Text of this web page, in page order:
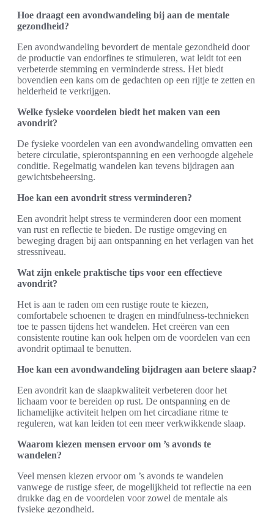
Hoe draagt een avondwandeling bij aan de mentale
gezondheid?
Een avondwandeling bevordert de mentale gezondheid door
de productie van endorfines te stimuleren, wat leidt tot een
verbeterde stemming en verminderde stress. Het biedt
bovendien een kans om de gedachten op een rijtje te zetten en
helderheid te verkrijgen.
Welke fysieke voordelen biedt het maken van een
avondrit?
De fysieke voordelen van een avondwandeling omvatten een
betere circulatie, spierontspanning en een verhoogde algehele
conditie. Regelmatig wandelen kan tevens bijdragen aan
gewichtsbeheersing.
Hoe kan een avondrit stress verminderen?
Een avondrit helpt stress te verminderen door een moment
van rust en reflectie te bieden. De rustige omgeving en
beweging dragen bij aan ontspanning en het verlagen van het
stressniveau.
Wat zijn enkele praktische tips voor een effectieve
avondrit?
Het is aan te raden om een rustige route te kiezen,
comfortabele schoenen te dragen en mindfulness-technieken
toe te passen tijdens het wandelen. Het creëren van een
consistente routine kan ook helpen om de voordelen van een
avondrit optimaal te benutten.
Hoe kan een avondwandeling bijdragen aan betere slaap?
Een avondrit kan de slaapkwaliteit verbeteren door het
lichaam voor te bereiden op rust. De ontspanning en de
lichamelijke activiteit helpen om het circadiane ritme te
reguleren, wat kan leiden tot een meer verkwikkende slaap.
Waarom kiezen mensen ervoor om ’s avonds te
wandelen?
Veel mensen kiezen ervoor om ’s avonds te wandelen
vanwege de rustige sfeer, de mogelijkheid tot reflectie na een
drukke dag en de voordelen voor zowel de mentale als
fysieke gezondheid.